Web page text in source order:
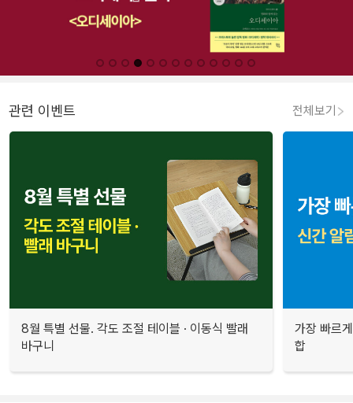
관련 이벤트 전체보기
8월 특별 선물. 각도 조절 테이블 · 이동식 빨래
바구니
가장 빠르
합